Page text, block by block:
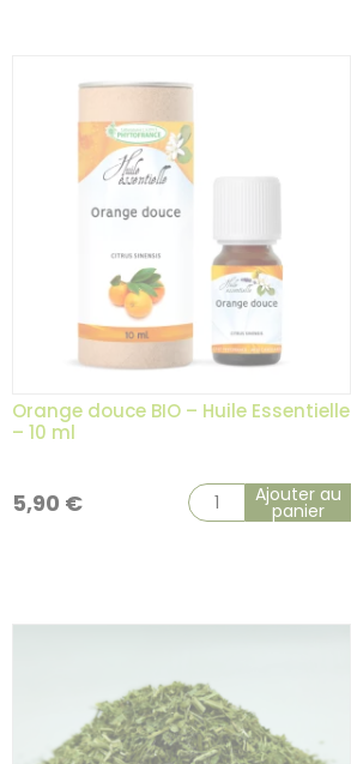
Orange douce BIO – Huile Essentielle
– 10 ml
5,90 € Ajouter au
panier